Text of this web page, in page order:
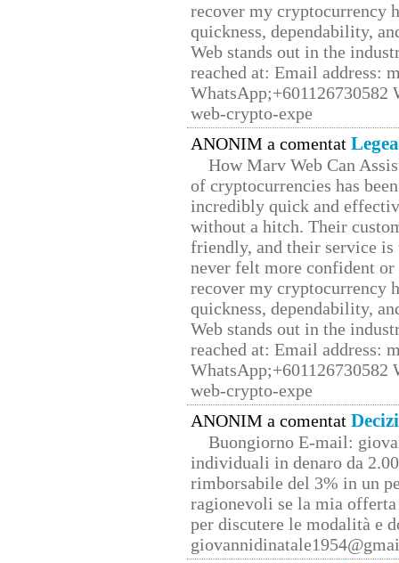
recover my cryptocurrency
quickness, dependability,
Web stands out in the
reached at: Email address:
web-crypto-expe
ANONIM a comentat
How Marv Web Can
of cryptocurrencies has
incredibly quick and
without a hitch. Their
friendly, and their service
never felt more confident
recover my cryptocurrency
quickness, dependability,
Web stands out in the
reached at: Email address:
web-crypto-expe
ANONIM a comentat
Buongiorno E-mail:
individuali in denaro da
rimborsabile del 3% in un
ragionevoli se la mia
per discutere le modalità e